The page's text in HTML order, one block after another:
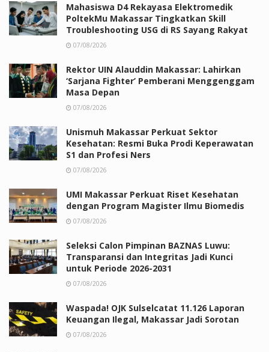
Mahasiswa D4 Rekayasa Elektromedik
PoltekMu Makassar Tingkatkan Skill
Troubleshooting USG di RS Sayang Rakyat
07/08/2026
Rektor UIN Alauddin Makassar: Lahirkan
‘Sarjana Fighter’ Pemberani Menggenggam
Masa Depan
07/08/2026
Unismuh Makassar Perkuat Sektor
Kesehatan: Resmi Buka Prodi Keperawatan
S1 dan Profesi Ners
07/08/2026
UMI Makassar Perkuat Riset Kesehatan
dengan Program Magister Ilmu Biomedis
07/08/2026
Seleksi Calon Pimpinan BAZNAS Luwu:
Transparansi dan Integritas Jadi Kunci
untuk Periode 2026-2031
07/08/2026
Waspada! OJK Sulselcatat 11.126 Laporan
Keuangan Ilegal, Makassar Jadi Sorotan
07/08/2026